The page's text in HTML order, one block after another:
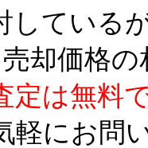
している
却価格
定は無料
軽にお問